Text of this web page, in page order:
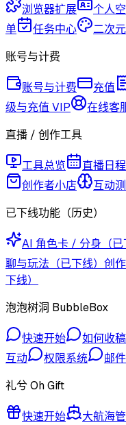
浏览器扩展
个人
单
任务中心
二次
账号与计费
账号与计费 充值
级与充值 VIP
在线客
直播 / 创作工具
工具总览 直播日程
创作者小店
互动
已下线功能（历史）
AI 角色卡 / 分身（已
聊与玩法（已下线） 创
下线）
泡泡树洞 BubbleBox
快速开始 如何收稿
互动
权限系统 邮
礼兮 Oh Gift
快速开始 大航海